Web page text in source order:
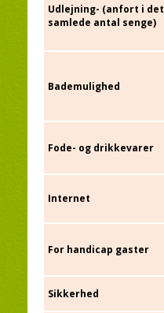
Udlejning- (anfort i det
samlede antal senge)
Bademulighed
Fode- og drikkevarer
Internet
For handicap gaster
Sikkerhed